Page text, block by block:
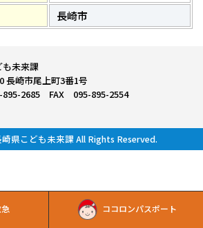
ココロンパスポート
長崎市
未来課
長崎市尾上町3番1号
2685 FAX 095-895-2554
県こども未来課 All Rights Reserved.